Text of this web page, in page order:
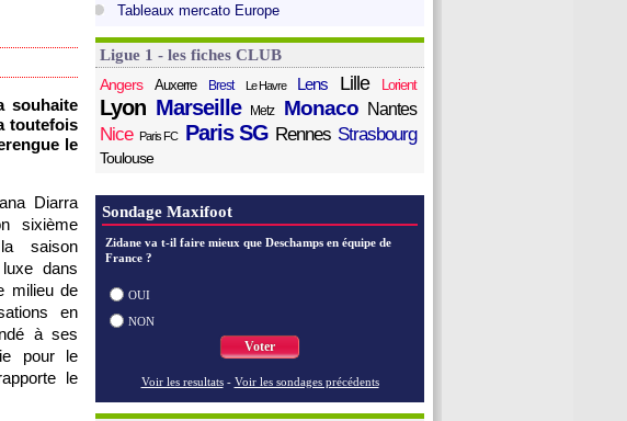
souhaite
toutefois
le
Diarra
sixième
saison
dans
milieu de
en
à ses
pour le
le
Tableaux mercato Europe
Ligue 1 - les fiches CLUB
Angers
Auxerre Brest Le Havre Lens Lille Lorient
Lyon Marseille Metz Monaco Nantes
Nice Paris FC Paris SG Rennes Strasbourg
Toulouse
Sondage Maxifoot
Zidane va t-il faire mieux que Deschamps en équipe de
France ?
OUI
NON
Voter
Voir les resultats - Voir les sondages précédents